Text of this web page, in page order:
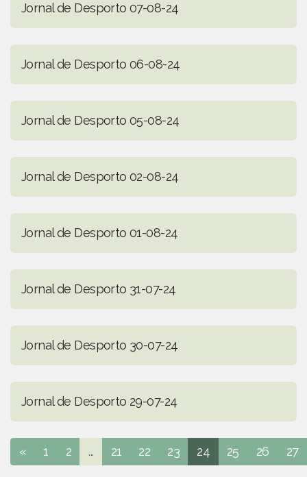
Jornal de Desporto 07-08-24
Jornal de Desporto 06-08-24
Jornal de Desporto 05-08-24
Jornal de Desporto 02-08-24
Jornal de Desporto 01-08-24
Jornal de Desporto 31-07-24
Jornal de Desporto 30-07-24
Jornal de Desporto 29-07-24
« 1 2 ... 21 22 23 24 25 26 27